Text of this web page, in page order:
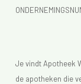
Je vindt Apotheek
de apotheken die